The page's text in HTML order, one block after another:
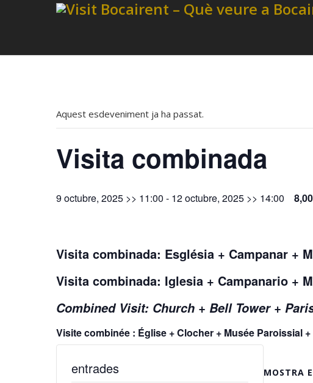
Aquest esdeveniment ja ha passat.
Visita combinada
9 octubre, 2025 >> 11:00 - 12 octubre, 2025 >> 14:00
Visita combinada: Església + Campanar +
Visita combinada: Iglesia + Campanario +
Combined Visit: Church + Bell Tower +
Visite combinée : Église + Clocher + Musée Paroissial
MOSTRA
entrades